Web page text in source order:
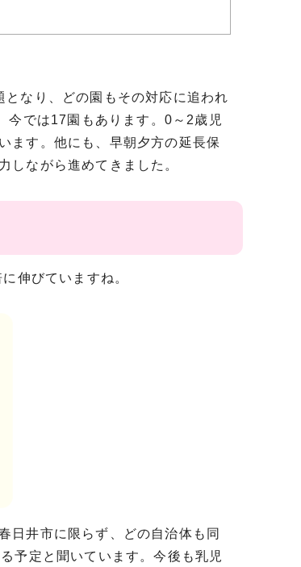
なり、どの園もその対応に追われ
今では17園もあります。0～2歳児
ます。他にも、早朝夕方の延長保
しながら進めてきました。
伸びていますね。
日井市に限らず、どの自治体も同
予定と聞いています。今後も乳児